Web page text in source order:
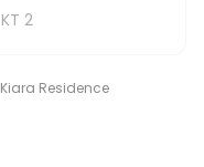
KT 2
Kiara Residence